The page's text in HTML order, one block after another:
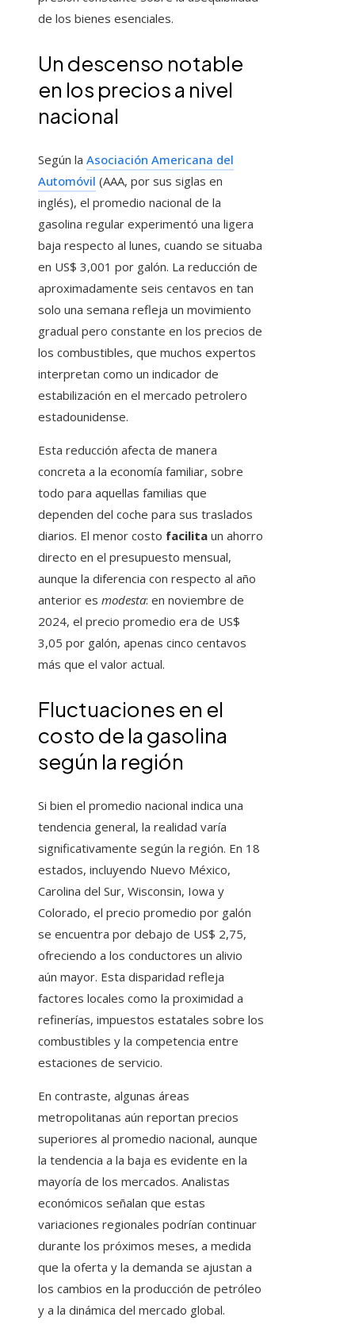
de los bienes esenciales.
Un descenso notable
en los precios a nivel
nacional
Según la Asociación Americana del
Automóvil (AAA, por sus siglas en
inglés), el promedio nacional de la
gasolina regular experimentó una ligera
baja respecto al lunes, cuando se situaba
en US$ 3,001 por galón. La reducción de
aproximadamente seis centavos en tan
solo una semana refleja un movimiento
gradual pero constante en los precios de
los combustibles, que muchos expertos
interpretan como un indicador de
estabilización en el mercado petrolero
estadounidense.
Esta reducción afecta de manera
concreta a la economía familiar, sobre
todo para aquellas familias que
dependen del coche para sus traslados
diarios. El menor costo facilita un ahorro
directo en el presupuesto mensual,
aunque la diferencia con respecto al año
anterior es modesta: en noviembre de
2024, el precio promedio era de US$
3,05 por galón, apenas cinco centavos
más que el valor actual.
Fluctuaciones en el
costo de la gasolina
según la región
Si bien el promedio nacional indica una
tendencia general, la realidad varía
significativamente según la región. En 18
estados, incluyendo Nuevo México,
Carolina del Sur, Wisconsin, Iowa y
Colorado, el precio promedio por galón
se encuentra por debajo de US$ 2,75,
ofreciendo a los conductores un alivio
aún mayor. Esta disparidad refleja
factores locales como la proximidad a
refinerías, impuestos estatales sobre los
combustibles y la competencia entre
estaciones de servicio.
En contraste, algunas áreas
metropolitanas aún reportan precios
superiores al promedio nacional, aunque
la tendencia a la baja es evidente en la
mayoría de los mercados. Analistas
económicos señalan que estas
variaciones regionales podrían continuar
durante los próximos meses, a medida
que la oferta y la demanda se ajustan a
los cambios en la producción de petróleo
y a la dinámica del mercado global.